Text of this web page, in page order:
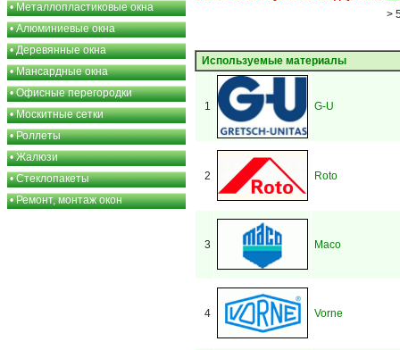
•Металлопластиковые окна
•Алюминиевые окна
•Деревянные окна
•Мансардные окна
•Офисные перегородки
•Москитные сетки
•Роллеты
•Жалюзи
•Стеклопакеты
•Ремонт, монтаж окон
>
Используемые материалы
1 G-U
2 Roto
3 Maco
4 Vorne